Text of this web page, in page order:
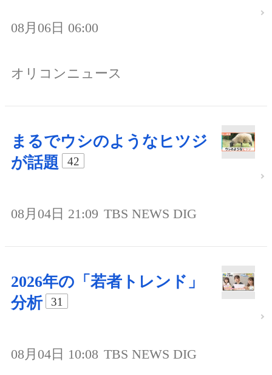
08月06日 06:00
オリコンニュース
まるでウシのようなヒツジ
が話題
42
08月04日 21:09 TBS NEWS DIG
2026年の「若者トレンド」
分析
31
08月04日 10:08 TBS NEWS DIG